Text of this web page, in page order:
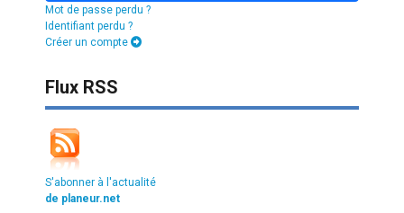
Mot de passe perdu ?
Identifiant perdu ?
Créer un compte
Flux RSS
S'abonner à l'actualité
de planeur.net